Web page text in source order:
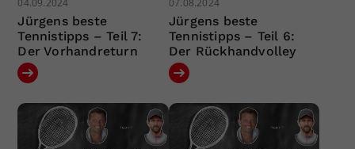
04.09.2024
Jürgens beste
Tennistipps – Teil 7:
Der Vorhandreturn
07.08.2024
Jürgens beste
Tennistipps – Teil 6:
Der Rückhandvolley